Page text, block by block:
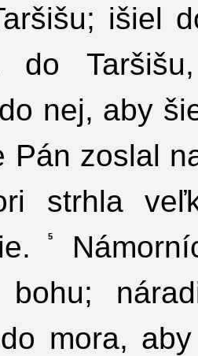
išiel
do
nej, aby
Pán zoslal
strhla
5
bohu;
mora,